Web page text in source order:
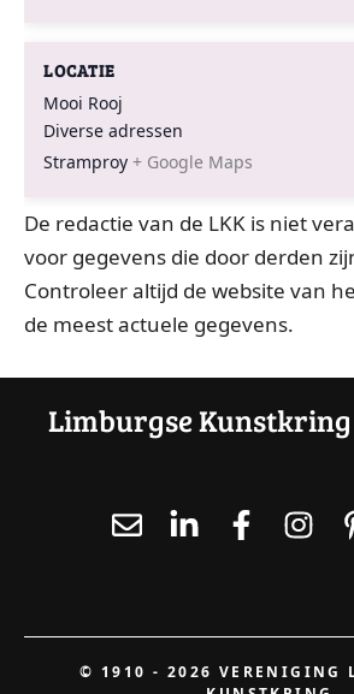
LOCATIE
Mooi Rooj
Diverse adressen
Stramproy + Google Maps
De redactie van de LKK is niet
voor gegevens die door derden
Controleer altijd de website van
de meest actuele gegevens.
Limburgse Kunstkring
© 1910 - 2026 VERENIGING